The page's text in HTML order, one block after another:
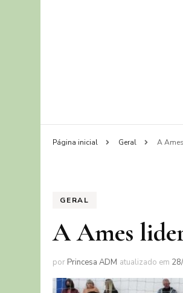
Página inicial Geral A
GERAL
A Ames
por Princesa ADM atualizado em